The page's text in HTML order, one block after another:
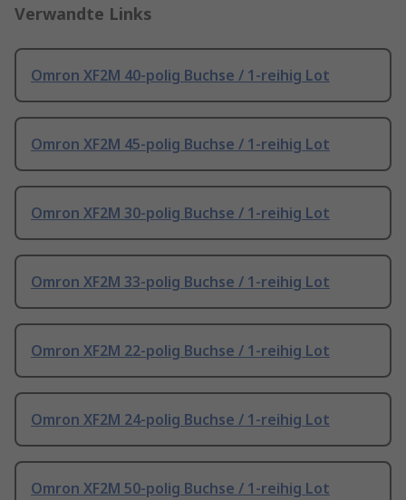
Verwandte Links
Omron XF2M 40-polig Buchse / 1-reihig Lot
Omron XF2M 45-polig Buchse / 1-reihig Lot
Omron XF2M 30-polig Buchse / 1-reihig Lot
Omron XF2M 33-polig Buchse / 1-reihig Lot
Omron XF2M 22-polig Buchse / 1-reihig Lot
Omron XF2M 24-polig Buchse / 1-reihig Lot
Omron XF2M 50-polig Buchse / 1-reihig Lot